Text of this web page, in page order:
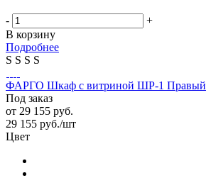
-
+
В корзину
Подробнее
S S S S
ФАРГО Шкаф с витриной ШР-1 Правый
Под заказ
от 29 155 руб.
29 155 руб./шт
Цвет